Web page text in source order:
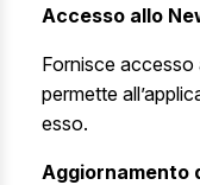
Accesso allo
Fornisce accesso
permette
esso.
Aggiornamento